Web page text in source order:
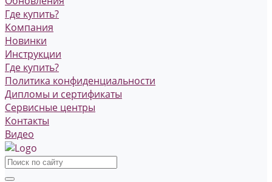
Где купить?
Компания
Новинки
Инструкции
Где купить?
Политика конфиденциальности
Дипломы и сертификаты
Сервисные центры
Контакты
Видео